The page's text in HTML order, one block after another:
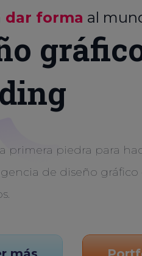
dar forma al
primera piedra para
de diseño